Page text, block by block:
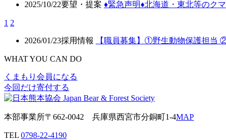
2025/10/22要望・提案 ♦️緊急声明♦️北海道・東北等のク
1 2
2026/01/23採用情報 【職員募集】①野生動物保護担当
WHAT YOU CAN DO
くまもり会員になる
今回だけ寄付する
本部事業所〒662-0042 兵庫県西宮市分銅町1-4MAP
TEL 0798-22-4190